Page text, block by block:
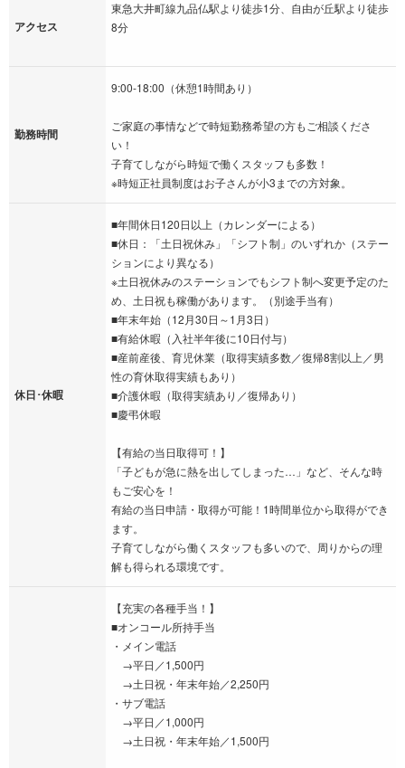
アクセス
東急大井町線九品仏駅より徒歩1分、自由が丘駅より徒歩
8分
勤務時間
9:00-18:00（休憩1時間あり）
ご家庭の事情などで時短勤務希望の方もご相談くださ
い！
子育てしながら時短で働くスタッフも多数！
※時短正社員制度はお子さんが小3までの方対象。
休日･休暇
■年間休日120日以上（カレンダーによる）
■休日：「土日祝休み」「シフト制」のいずれか（ステー
ションにより異なる）
※土日祝休みのステーションでもシフト制へ変更予定のた
め、土日祝も稼働があります。（別途手当有）
■年末年始（12月30日～1月3日）
■有給休暇（入社半年後に10日付与）
■産前産後、育児休業（取得実績多数／復帰8割以上／男
性の育休取得実績もあり）
■介護休暇（取得実績あり／復帰あり）
■慶弔休暇
【有給の当日取得可！】
「子どもが急に熱を出してしまった…」など、そんな時
もご安心を！
有給の当日申請・取得が可能！1時間単位から取得ができ
ます。
子育てしながら働くスタッフも多いので、周りからの理
解も得られる環境です。
【充実の各種手当！】
■オンコール所持手当
・メイン電話
→平日／1,500円
→土日祝・年末年始／2,250円
・サブ電話
→平日／1,000円
→土日祝・年末年始／1,500円